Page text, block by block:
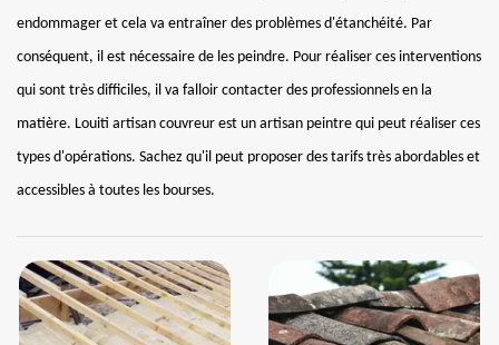
endommager et cela va entraîner des problèmes d'étanchéité. Par
conséquent, il est nécessaire de les peindre. Pour réaliser ces interventions
qui sont très difficiles, il va falloir contacter des professionnels en la
matière. Louiti artisan couvreur est un artisan peintre qui peut réaliser ces
types d'opérations. Sachez qu'il peut proposer des tarifs très abordables et
accessibles à toutes les bourses.